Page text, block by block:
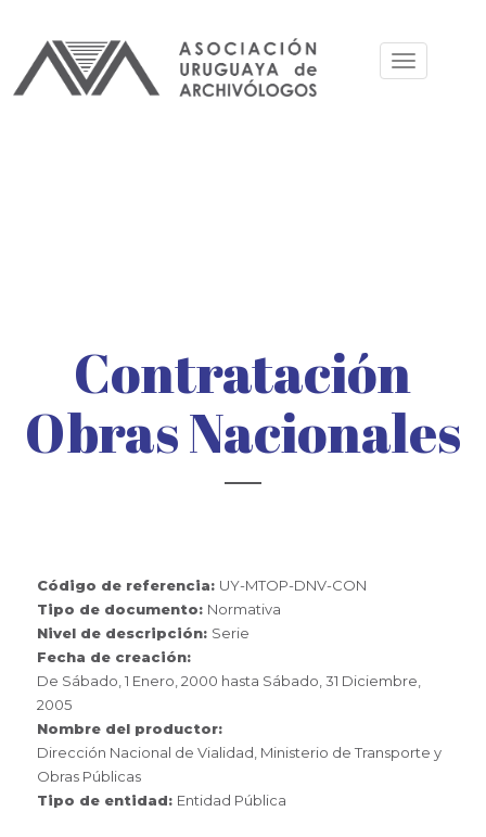
contenido
Toggle
Contratación
Obras Nacionales
Código de referencia: UY-MTOP-DNV-CON
Tipo de documento: Normativa
Nivel de descripción: Serie
Fecha de creación:
De Sábado, 1 Enero, 2000 hasta Sábado, 31 Diciembre,
2005
Nombre del productor:
Dirección Nacional de Vialidad, Ministerio de Transporte y
Obras Públicas
Tipo de entidad: Entidad Pública